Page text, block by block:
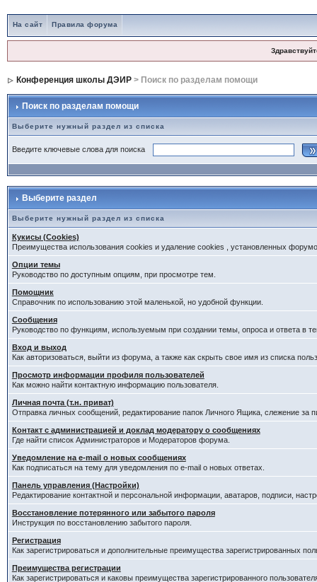
На сайт Правила форума
Конференция школы ДЭИР> Поиск по разделам помощи
Поиск по разделам помощи
Выберите нужный раздел из списка
Введите ключевые слова для поиска
Выберите раздел
Выберите нужный раздел из списка
Кукисы (Cookies)
Преимущества использования cookies и удаление cookies , установленных
Опции темы
Руководство по доступным опциям, при просмотре тем.
Помощник
Справочник по использованию этой маленькой, но удобной функции.
Сообщения
Руководство по функциям, используемым при создании темы, опроса и ответа в
Вход и выход
Как авторизоваться, выйти из форума, а также как скрыть свое имя из списка
Просмотр информации профиля пользователей
Как можно найти контактную информацию пользователя.
Личная почта (т.н. приват)
Отправка личных сообщений, редактирование папок Личного Ящика, слежение за
Контакт с администрацией и доклад модератору о сообщениях
Где найти список Администраторов и Модераторов форума.
Уведомление на e-mail о новых сообщениях
Как подписаться на тему для уведомления по e-mail о новых ответах.
Панель управления (Настройки)
Редактирование контактной и персональной информации, аватаров, подписи,
Восстановление потерянного или забытого пароля
Инструкция по восстановлению забытого пароля.
Регистрация
Как зарегистрироваться и дополнительные преимущества зарегистрированных
Преимущества регистрации
Как зарегистрироваться и каковы преимущества зарегистрированного